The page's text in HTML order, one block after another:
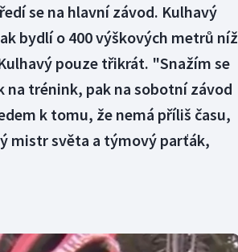
se na hlavní závod. Kulhavý
bydlí o 400 výškových metrů níž
pouze třikrát. "Snažím se
trénink, pak na sobotní závod
k tomu, že nemá příliš času,
mistr světa a týmový parťák,